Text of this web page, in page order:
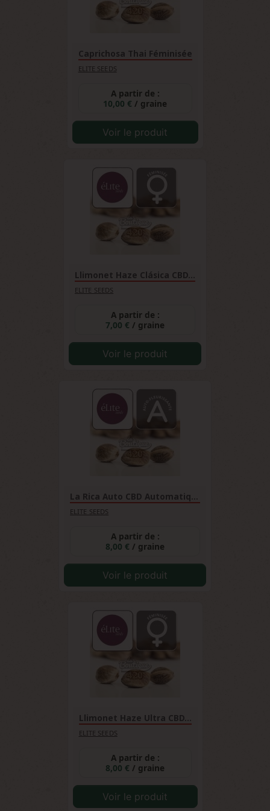
Caprichosa Thai Féminisée
ELITE SEEDS
A partir de :
10,00 € / graine
Voir le produit
Llimonet Haze Clásica CBD...
ELITE SEEDS
A partir de :
7,00 € / graine
Voir le produit
La Rica Auto CBD Automatique
ELITE SEEDS
A partir de :
8,00 € / graine
Voir le produit
Llimonet Haze Ultra CBD...
ELITE SEEDS
A partir de :
8,00 € / graine
Voir le produit